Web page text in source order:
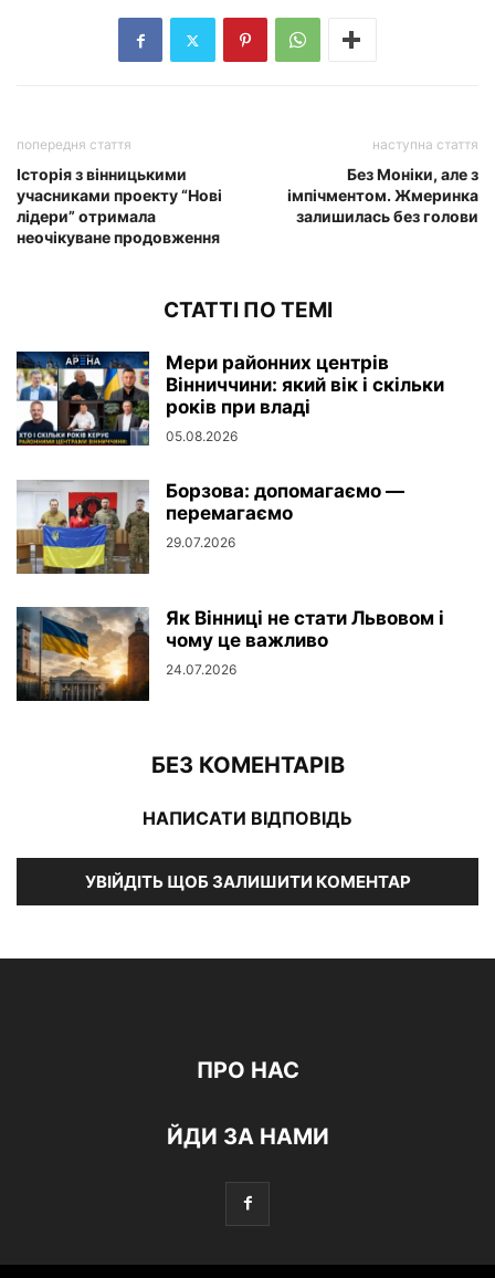
попередня стаття
Історія з вінницькими
учасниками проекту “Нові
лідери” отримала
неочікуване продовження
наступна стаття
Без Моніки, але з
імпічментом. Жмеринка
залишилась без голови
СТАТТІ ПО ТЕМІ
Мери районних центрів
Вінниччини: який вік і скільки
років при владі
05.08.2026
Борзова: допомагаємо —
перемагаємо
29.07.2026
Як Вінниці не стати Львовом і
чому це важливо
24.07.2026
БЕЗ КОМЕНТАРІВ
НАПИСАТИ ВІДПОВІДЬ
УВІЙДІТЬ ЩОБ ЗАЛИШИТИ КОМЕНТАР
ПРО НАС
ЙДИ ЗА НАМИ